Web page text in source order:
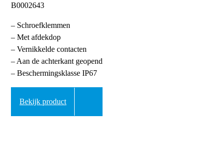
B0002643
– Schroefklemmen
– Met afdekdop
– Vernikkelde contacten
– Aan de achterkant geopend
– Beschermingsklasse IP67
Bekijk product